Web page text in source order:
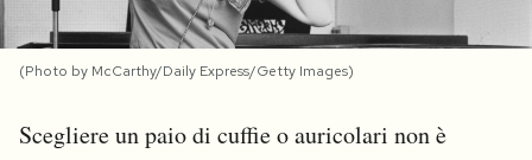
I MIEI PREFERITI
SHOP
(Photo by McCarthy/Daily Express/Getty Images)
Scegliere un paio di cuffie o auricolari non è